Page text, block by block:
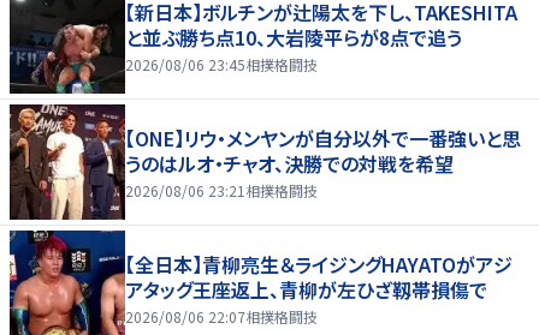
【新日本】ボルチンが辻陽太を下し、TAKESHITA
と並ぶ勝ち点10、大岩陵平らが8点で追う
2026/08/06 23:45相撲格闘技
【ONE】リウ・メンヤンが自分以外で一番強いと思
うのはルオ・チャオ、決勝での対戦を希望
2026/08/06 23:21 相撲格闘技
【全日本】青柳亮生＆ライジングHAYATOがアジ
アタッグ王座返上、青柳が左ひざ靱帯損傷で
2026/08/06 22:07相撲格闘技